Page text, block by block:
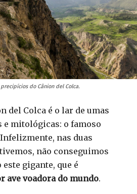
do Cânion del Colca.
del Colca é o lar de umas
e mitológicas: o famoso
nas duas
não conseguimos
gigante, que é
ave voadora do mundo.